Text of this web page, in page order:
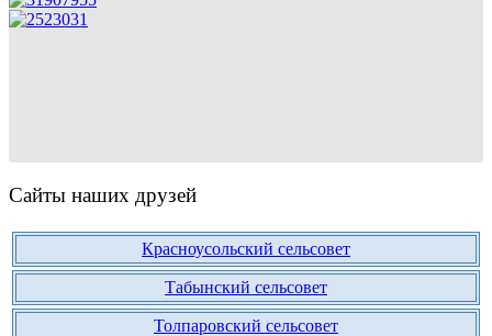
Сайты наших друзей
Красноусольский сельсовет
Табынский сельсовет
Толпаровский сельсовет